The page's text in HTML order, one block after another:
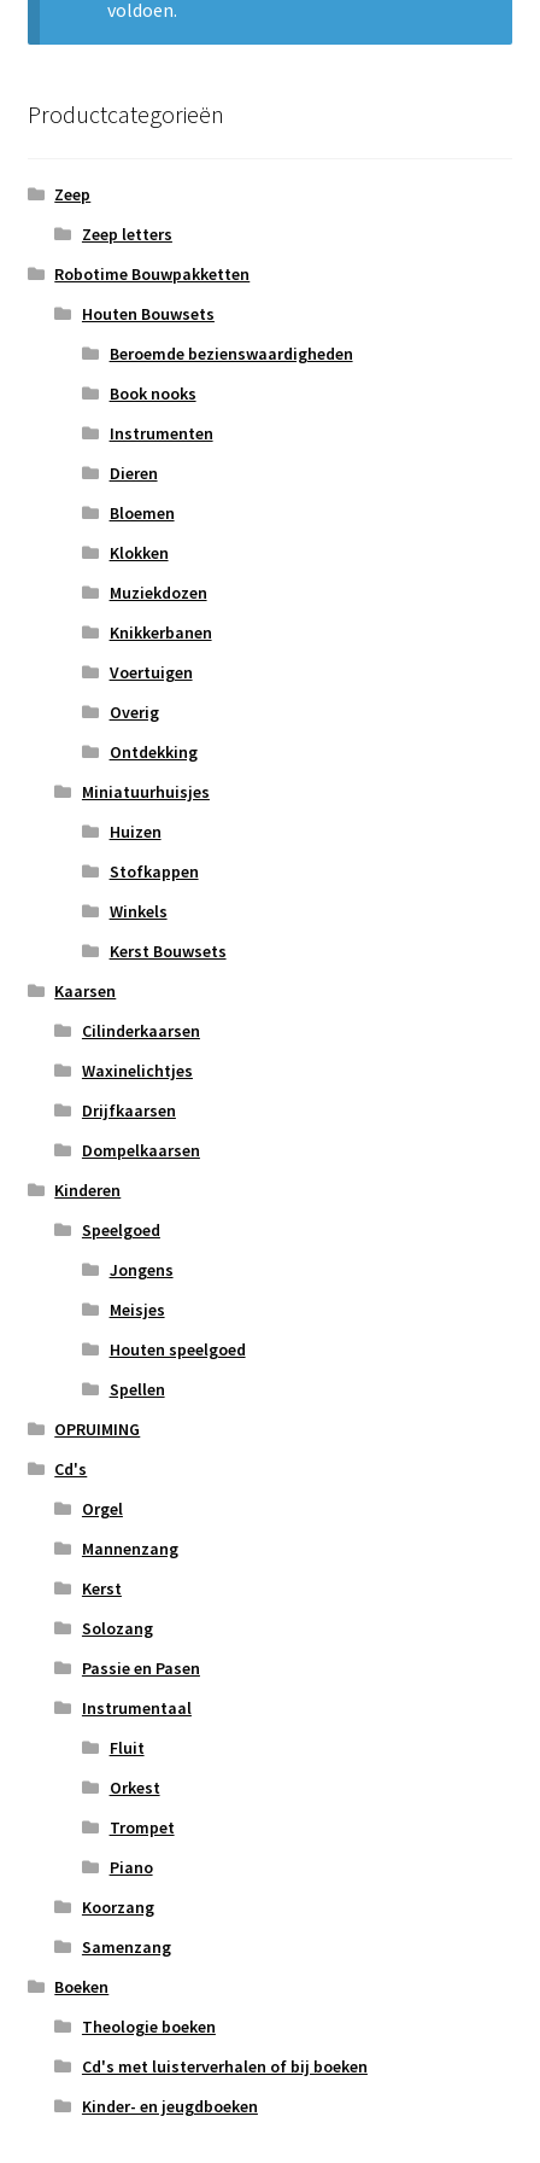
voldoen.
Productcategorieën
Zeep
Zeep letters
Robotime Bouwpakketten
Houten Bouwsets
Beroemde bezienswaardigheden
Book nooks
Instrumenten
Dieren
Bloemen
Klokken
Muziekdozen
Knikkerbanen
Voertuigen
Overig
Ontdekking
Miniatuurhuisjes
Huizen
Stofkappen
Winkels
Kerst Bouwsets
Kaarsen
Cilinderkaarsen
Waxinelichtjes
Drijfkaarsen
Dompelkaarsen
Kinderen
Speelgoed
Jongens
Meisjes
Houten speelgoed
Spellen
OPRUIMING
Cd's
Orgel
Mannenzang
Kerst
Solozang
Passie en Pasen
Instrumentaal
Fluit
Orkest
Trompet
Piano
Koorzang
Samenzang
Boeken
Theologie boeken
Cd's met luisterverhalen of bij boeken
Kinder- en jeugdboeken